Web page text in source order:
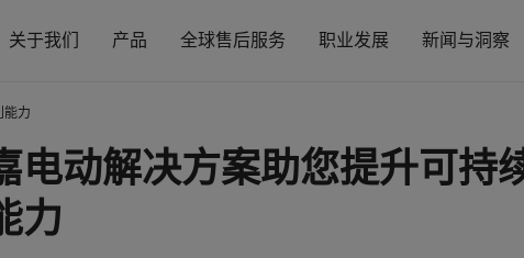
关于我们 产品 全球售后服务 职业发展 新闻与洞察
能力
电动解决方案助您提升可持
力